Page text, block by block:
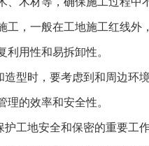
，一般在工地施工红线外
用性和易拆卸性。
型时，要考虑到和周边环
的效率和安全性。
工地安全和保密的重要工